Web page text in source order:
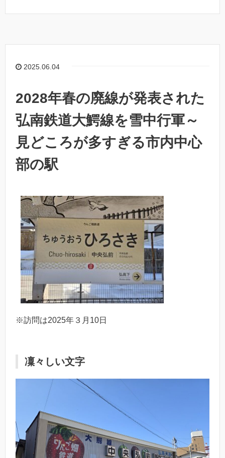
2025.06.04
2028年春の廃線が発表された
弘南鉄道大鰐線を雪中行軍～
見どころが多すぎる市内中心
部の駅
※訪問は2025年３月10日
凜々しい文字